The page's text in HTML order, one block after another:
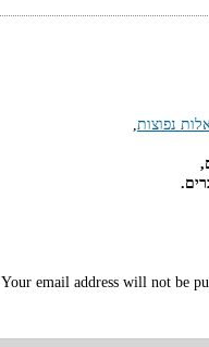
נפוצות,
Your email address will not be